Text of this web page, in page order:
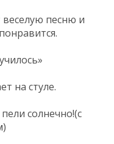
песню и
на стуле.
солнечно!(с